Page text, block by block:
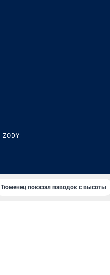
ZODY
Тюменец показал паводок с высоты